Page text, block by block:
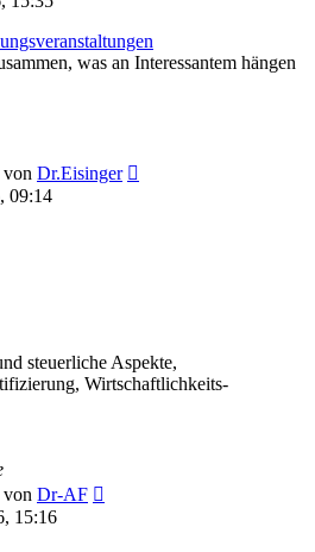
was an Interessantem hängen
von Dr.Eisinger
09:14
steuerliche Aspekte,
Wirtschaftlichkeits-
von Dr-AF
15:16